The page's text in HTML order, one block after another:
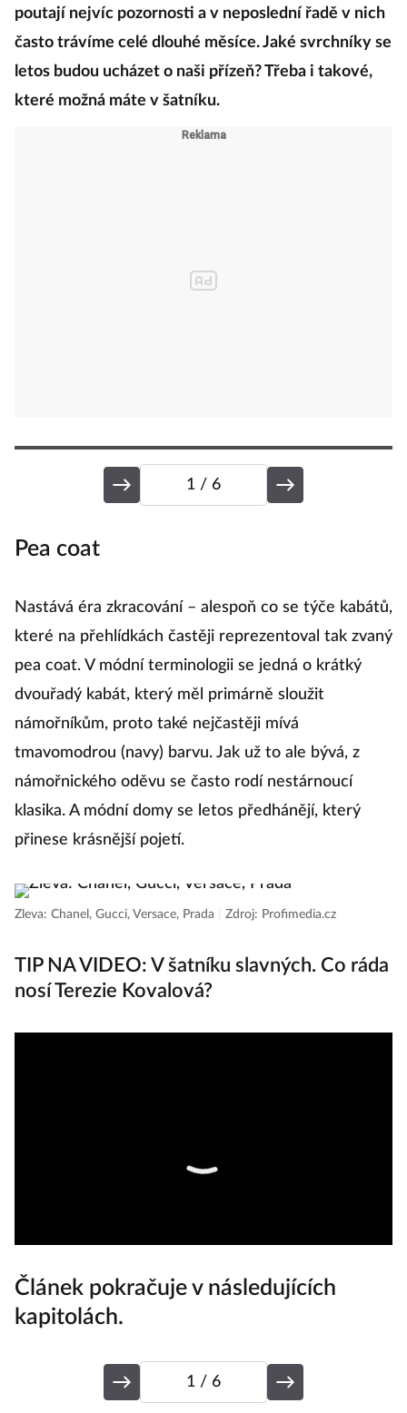
poutají nejvíc pozornosti a v neposlední řadě v nich
často trávíme celé dlouhé měsíce. Jaké svrchníky se
letos budou ucházet o naši přízeň? Třeba i takové,
které možná máte v šatníku.
1 / 6
Pea coat
Nastává éra zkracování – alespoň co se týče kabátů,
které na přehlídkách častěji reprezentoval tak zvaný
pea coat. V módní terminologii se jedná o krátký
dvouřadý kabát, který měl primárně sloužit
námořníkům, proto také nejčastěji mívá
tmavomodrou (navy) barvu. Jak už to ale bývá, z
námořnického oděvu se často rodí nestárnoucí
klasika. A módní domy se letos předhánějí, který
přinese krásnější pojetí.
Zleva: Chanel, Gucci, Versace, Prada Zdroj: Profimedia.cz
TIP NA VIDEO: V šatníku slavných. Co ráda
nosí Terezie Kovalová?
Článek pokračuje v následujících
kapitolách.
1 / 6